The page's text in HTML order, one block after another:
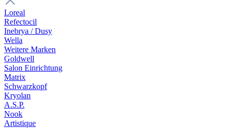
Loreal
Refectocil
Inebrya / Dusy
Wella
Weitere Marken
Goldwell
Salon Einrichtung
Matrix
Schwarzkopf
Kryolan
A.S.P.
Nook
Artistique